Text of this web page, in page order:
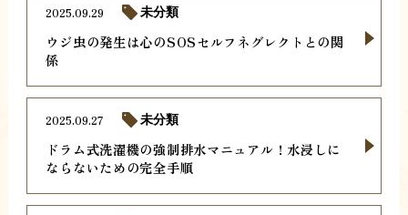
ウジ虫の発生は心のSOSセルフネグレクトとの関
係
2025.09.29 未分類
ドラム式洗濯機の強制排水マニュアル！水浸しに
ならないための完全手順
2025.09.27 未分類